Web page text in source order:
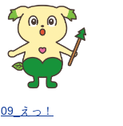
09_えっ！